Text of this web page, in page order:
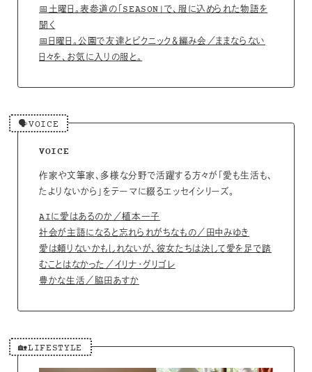
📅土曜日。表参道の「SEASON」で、服に込められた物語を
聞く
📅日曜日。公園で友達とピクニック＆編み会／ままならない
日々を、お気に入りの服と。
VOICE
作家や文筆家、多様な分野で活躍する方々が「愛も生活も、
たよりないから」をテーマに綴るエッセイシリーズ。
AIに愛はあるのか／植本一子
社会が主語になると忘れられがちなもの／田中みゆき
愛は頼りないかもしれないが、彼女たちは決して愛を足で踏
むことはなかった／イリナ・グリゴレ
豊かな生活／脇田あすか
🗣️VOICE
🏡LIFESTYLE